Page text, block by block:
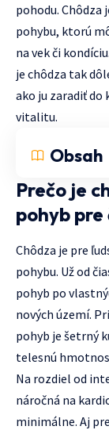
pohodu.
pohybu, ktorú
na vek či
je chôdza tak
ako ju zaradiť do
vitalitu.
Obsah
Prečo je
pohyb pre
Chôdza je pre
pohybu. Už od
pohyb po
nových území.
pohyb je šetrný
telesnú
Na rozdiel od
náročná na
minimálne. Aj